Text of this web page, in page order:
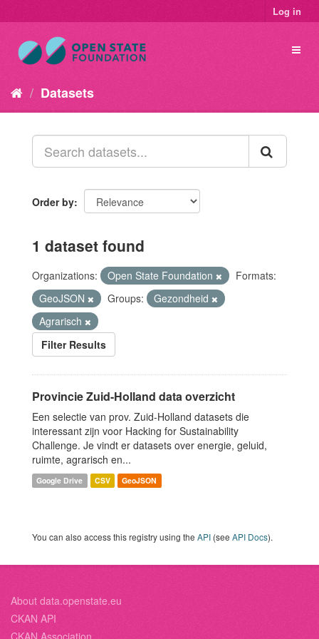
Log in
Datasets
Order by
1 dataset found
Organizations: Open State Foundation
Formats:
GeoJSON
Groups:
Gezondheid
Agrarisch
Filter Results
Provincie Zuid-Holland data overzicht
Een selectie van prov. Zuid-Holland datasets die
interessant zijn voor Hacking for Sustainability
Challenge. Je vindt er datasets over energie, geluid,
ruimte, agrarisch en...
Google Drive CSV GeoJSON
You can also access this registry using the API (see API Docs).
About data.openstate.eu
CKAN API
CKAN Association